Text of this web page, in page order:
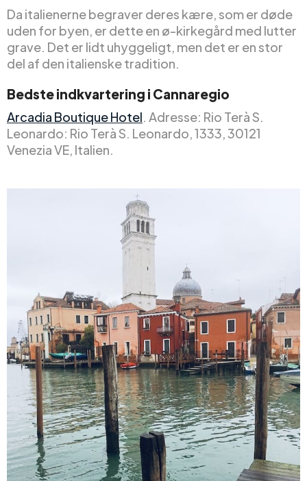
Da italienerne begraver deres kære, som er døde
uden for byen, er dette en ø-kirkegård med lutter
grave. Det er lidt uhyggeligt, men det er en stor
del af den italienske tradition.
Bedste indkvartering i Cannaregio
Arcadia Boutique Hotel. Adresse: Rio Terà S.
Leonardo: Rio Terà S. Leonardo, 1333, 30121
Venezia VE, Italien.